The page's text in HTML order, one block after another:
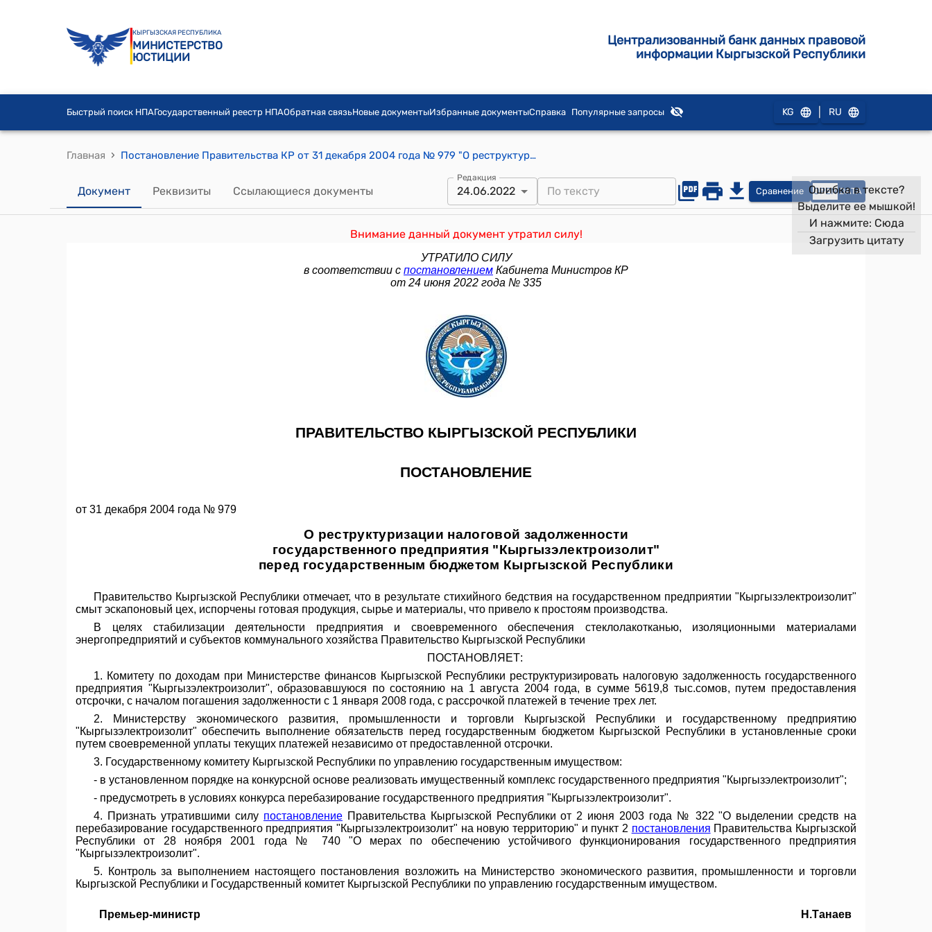
КЫРГЫЗСКАЯ РЕСПУБЛИКА
МИНИСТЕРСТВО
ЮСТИЦИИ
Централизованный банк данных правовой
информации Кыргызской Республики
Быстрый поиск НПАГосударственный реестр НПАОбратная связьНовые документыИзбранные документыСправка Популярные запросы KG RU
Главная › Постановление Правительства КР от 31 декабря 2004 года № 979 "О реструктуризации налоговой задолженности государственного предприятия "Кыргызэлектроизолит" перед государственным бюджетом Кыргызской Республики"
Документ Реквизиты Ссылающиеся документы
Редакция
24.06.2022 Сравнение OPEN DATA
Внимание данный документ утратил силу!
Ошибка в тексте?
Выделите ее мышкой!
И нажмите: Сюда
Загрузить цитату